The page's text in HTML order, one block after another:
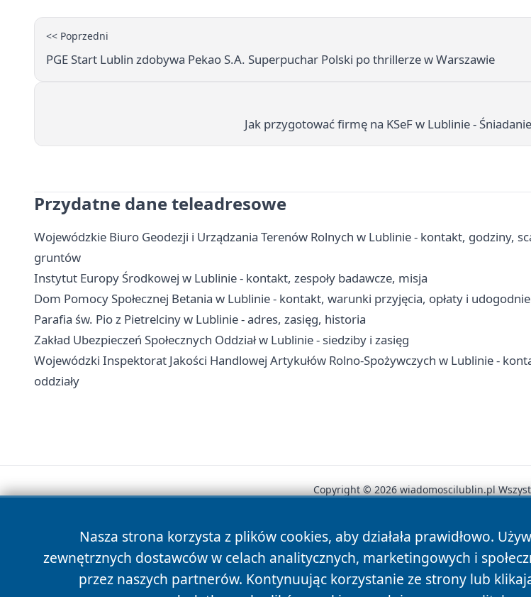
<< Poprzedni
PGE Start Lublin zdobywa Pekao S.A. Superpuchar Polski po thrillerze w Warszawie
Jak przygotować firmę na KSeF w Lublinie -
Przydatne dane teleadresowe
Wojewódzkie Biuro Geodezji i Urządzania Terenów Rolnych w Lublinie - kontakt, godziny,
gruntów
Instytut Europy Środkowej w Lublinie - kontakt, zespoły badawcze, misja
Dom Pomocy Społecznej Betania w Lublinie - kontakt, warunki przyjęcia, opłaty i
Parafia św. Pio z Pietrelciny w Lublinie - adres, zasięg, historia
Zakład Ubezpieczeń Społecznych Oddział w Lublinie - siedziby i zasięg
Wojewódzki Inspektorat Jakości Handlowej Artykułów Rolno-Spożywczych w Lublinie -
oddziały
Nasza strona korzysta z plików cookies, aby działała prawidłowo.
zewnętrznych dostawców w celach analitycznych, marketingowych i
przez naszych partnerów. Kontynuując korzystanie ze strony lub
Copyright © 2026 wiadomoscilublin.pl
News Autorzy Polityka